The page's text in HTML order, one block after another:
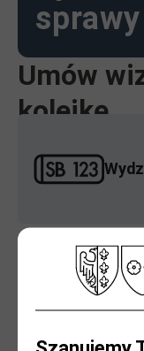
sprawy
Umów
kolejkę